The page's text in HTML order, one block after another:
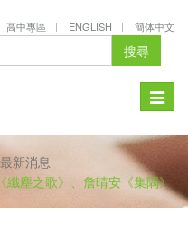
高中專區 ENGLISH 簡体中文
搜尋
Toggle
最新消息
纖塵之歌》、詹晴安《集隅》